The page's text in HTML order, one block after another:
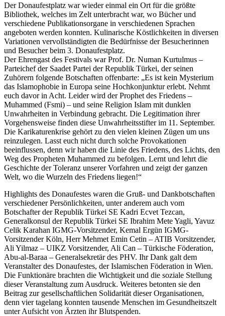
Der Donaufestplatz war wieder einmal ein Ort für die größte
Bibliothek, welches im Zelt unterbracht war, wo Bücher und
verschiedene Publikationsorgane in verschiedenen Sprachen
angeboten werden konnten. Kulinarische Köstlichkeiten in diversen
Variationen vervollständigten die Bedürfnisse der Besucherinnen
und Besucher beim 3. Donaufestplatz.
Der Ehrengast des Festivals war Prof. Dr. Numan Kurtulmus –
Parteichef der Saadet Partei der Republik Türkei, der seinen
Zuhörern folgende Botschaften offenbarte: „Es ist kein Mysterium
das Islamophobie in Europa seine Hochkonjunktur erlebt. Nehmt
euch davor in Acht. Leider wird der Prophet des Friedens –
Muhammed (Fsmi) – und seine Religion Islam mit dunklen
Unwahrheiten in Verbindung gebracht. Die Legitimation ihrer
Vorgehensweise finden diese Unwahrheitsstifter im 11. September.
Die Karikaturenkrise gehört zu den vielen kleinen Zügen um uns
reinzulegen. Lasst euch nicht durch solche Provokationen
beeinflussen, denn wir haben die Linie des Friedens, des Lichts, den
Weg des Propheten Muhammed zu befolgen. Lernt und lehrt die
Geschichte der Toleranz unserer Vorfahren und zeigt der ganzen
Welt, wo die Wurzeln des Friedens liegen!“
Highlights des Donaufestes waren die Gruß- und Dankbotschaften
verschiedener Persönlichkeiten, unter anderem auch vom
Botschafter der Republik Türkei SE Kadri Ecvet Tezcan,
Generalkonsul der Republik Türkei SE Ibrahim Mete Yagli, Yavuz
Celik Karahan IGMG-Vorsitzender, Kemal Ergün IGMG-
Vorsitzender Köln, Herr Mehmet Emin Cetin – ATIB Vorsitzender,
Ali Yilmaz – UIKZ Vorsitzender, Ali Can – Türkische Föderation,
Abu-al-Baraa – Generalsekretär des PHV. Ihr Dank galt dem
Veranstalter des Donaufestes, der Islamischen Föderation in Wien.
Die Funktionäre brachten die Wichtigkeit und die soziale Stellung
dieser Veranstaltung zum Ausdruck. Weiteres betonten sie den
Beitrag zur gesellschaftlichen Solidarität dieser Organisationen,
denn vier tagelang konnten tausende Menschen im Gesundheitszelt
unter Aufsicht von Ärzten ihr Blutspenden.